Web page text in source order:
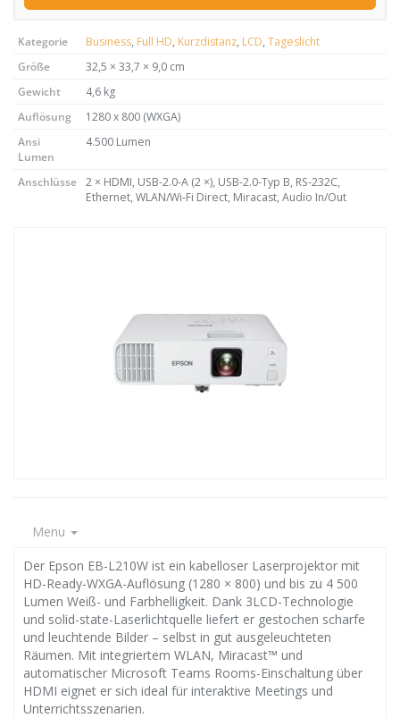
Kategorie Business, Full HD, Kurzdistanz, LCD, Tageslicht
Größe
32,5 × 33,7 × 9,0 cm
Gewicht
4,6 kg
Auflösung
1280 x 800 (WXGA)
Ansi
Lumen
4.500 Lumen
Anschlüsse 2 × HDMI, USB-2.0-A (2 ×), USB-2.0-Typ B, RS-232C,
Ethernet, WLAN/Wi-Fi Direct, Miracast, Audio In/Out
Menu
Der Epson EB-L210W ist ein kabelloser Laserprojektor mit
HD-Ready-WXGA-Auflösung (1280 × 800) und bis zu 4 500
Lumen Weiß- und Farbhelligkeit. Dank 3LCD-Technologie
und solid-state-Laserlichtquelle liefert er gestochen scharfe
und leuchtende Bilder – selbst in gut ausgeleuchteten
Räumen. Mit integriertem WLAN, Miracast™ und
automatischer Microsoft Teams Rooms-Einschaltung über
HDMI eignet er sich ideal für interaktive Meetings und
Unterrichtsszenarien.